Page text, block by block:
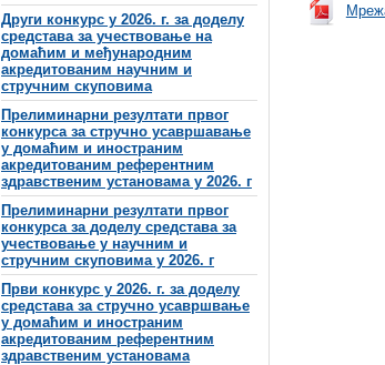
Други конкурс у 2026. г. за доделу
средстава за учествовање на
домаћим и међународним
акредитованим научним и
стручним скуповима
Прелиминарни резултати првог
конкурса за стручно усавршавање
у домаћим и иностраним
акредитованим референтним
здравственим установама у 2026. г
Прелиминарни резултати првог
конкурса за доделу средстава за
учествовање у научним и
стручним скуповима у 2026. г
Први конкурс у 2026. г. за доделу
средстава за стручно усавршвање
у домаћим и иностраним
акредитованим референтним
здравственим установама